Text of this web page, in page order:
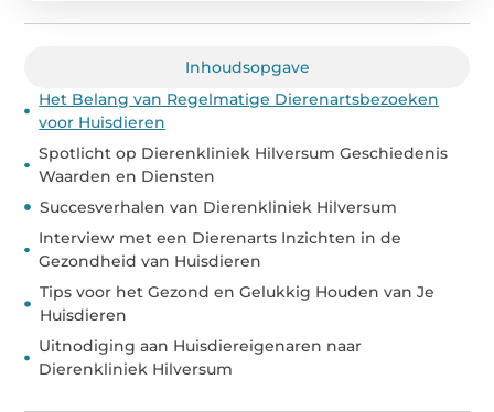
Inhoudsopgave
Het Belang van Regelmatige Dierenartsbezoeken
voor Huisdieren
Spotlicht op Dierenkliniek Hilversum Geschiedenis
Waarden en Diensten
Succesverhalen van Dierenkliniek Hilversum
Interview met een Dierenarts Inzichten in de
Gezondheid van Huisdieren
Tips voor het Gezond en Gelukkig Houden van Je
Huisdieren
Uitnodiging aan Huisdiereigenaren naar
Dierenkliniek Hilversum